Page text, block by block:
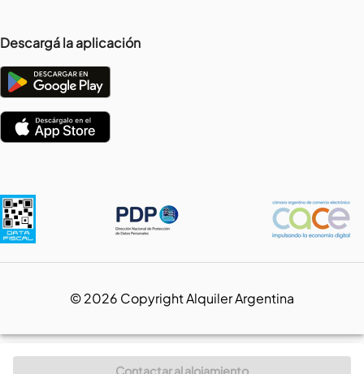
Contactar al alojamiento
Descargá la aplicación
©2026 Copyright Alquiler Argentina